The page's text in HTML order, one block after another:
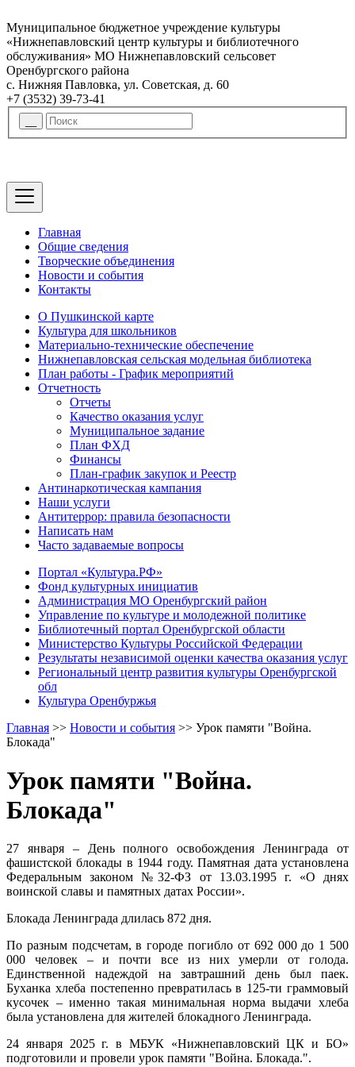
Муниципальное бюджетное учреждение культуры
«Нижнепавловский центр культуры и библиотечного
обслуживания» МО Нижнепавловский сельсовет
Оренбургского района
с. Нижняя Павловка, ул. Советская, д. 60
+7 (3532) 39-73-41
Главная
Общие сведения
Творческие объединения
Новости и события
Контакты
О Пушкинской карте
Культура для школьников
Материально-технические обеспечение
Нижнепавловская сельская модельная библиотека
План работы - График мероприятий
Отчетность
Отчеты
Качество оказания услуг
Муниципальное задание
План ФХД
Финансы
План-график закупок и Реестр
Антинаркотическая кампания
Наши услуги
Антитеррор: правила безопасности
Написать нам
Часто задаваемые вопросы
Портал «Культура.РФ»
Фонд культурных инициатив
Администрация МО Оренбургский район
Управление по культуре и молодежной политике
Библиотечный портал Оренбургской области
Министерство Культуры Российской Федерации
Результаты независимой оценки качества оказания услуг
Региональный центр развития культуры Оренбургской
обл
Культура Оренбуржья
Главная >> Новости и события >> Урок памяти "Война.
Блокада"
Урок памяти "Война.
Блокада"
27 января – День полного освобождения Ленинграда от
фашистской блокады в 1944 году. Памятная дата установлена
Федеральным законом №32-ФЗ от 13.03.1995 г. «О днях
воинской славы и памятных датах России».
Блокада Ленинграда длилась 872 дня.
По разным подсчетам, в городе погибло от 692 000 до 1 500
000 человек – и почти все из них умерли от голода.
Единственной надеждой на завтрашний день был паек.
Буханка хлеба постепенно превратилась в 125-ти граммовый
кусочек – именно такая минимальная норма выдачи хлеба
была установлена для жителей блокадного Ленинграда.
24 января 2025 г. в МБУК «Нижнепавловский ЦК и БО»
подготовили и провели урок памяти "Война. Блокада.".